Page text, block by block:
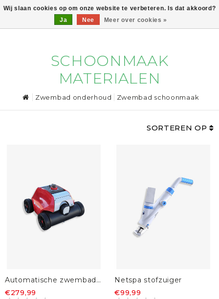
0
SCHOONMAAK
MATERIALEN
Zwembad onderhoud Zwembad schoonmaak
SORTEREN OP
Automatische zwembadstofzuiger - Red Panther
€279,99
Netspa stofzuiger
€99,99
Wij slaan cookies op om onze website te verbeteren. Is dat akkoord?
Ja
Nee Meer over cookies »